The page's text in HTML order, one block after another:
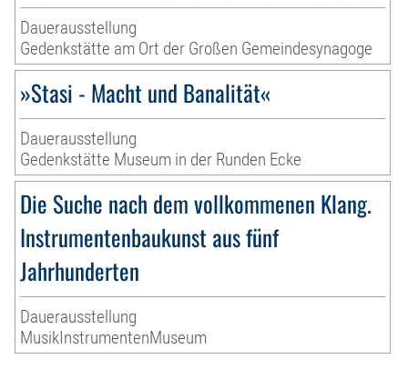
Dauerausstellung
Gedenkstätte am Ort der Großen Gemeindesynagoge
»Stasi - Macht und Banalität«
Dauerausstellung
Gedenkstätte Museum in der Runden Ecke
Die Suche nach dem vollkommenen Klang.
Instrumentenbaukunst aus fünf
Jahrhunderten
Dauerausstellung
MusikInstrumentenMuseum